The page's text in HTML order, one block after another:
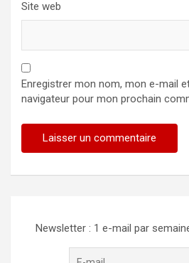
Site web
Enregistrer mon nom, mon e-mail
navigateur pour mon prochain
Newsletter : 1 e-mail par